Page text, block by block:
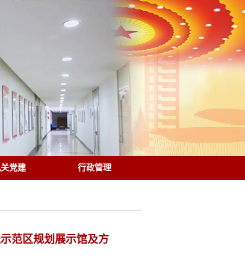
党建 行政管理
范区规划展示馆及方